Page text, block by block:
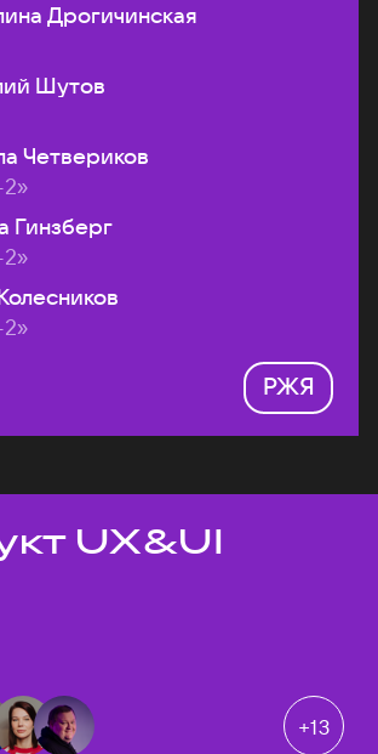
Дрогичинская
Шутов
Четвериков
Гинзберг
РЖЯ
UX&UI
+13